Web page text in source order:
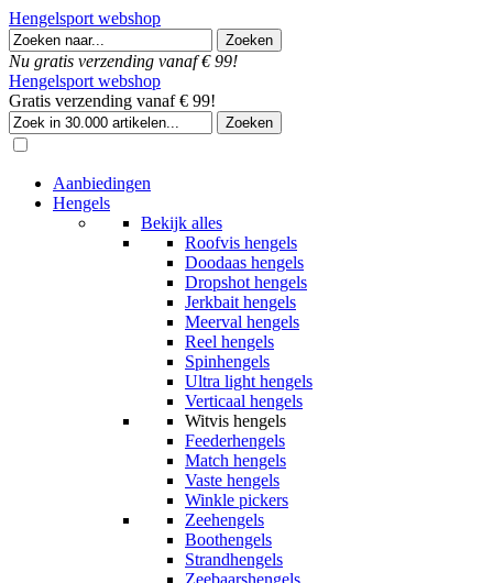
Hengelsport webshop
Nu gratis verzending vanaf € 99!
Hengelsport webshop
Gratis verzending vanaf € 99!
Aanbiedingen
Hengels
Bekijk alles
Roofvis hengels
Doodaas hengels
Dropshot hengels
Jerkbait hengels
Meerval hengels
Reel hengels
Spinhengels
Ultra light hengels
Verticaal hengels
Witvis hengels
Feederhengels
Match hengels
Vaste hengels
Winkle pickers
Zeehengels
Boothengels
Strandhengels
Zeebaarshengels